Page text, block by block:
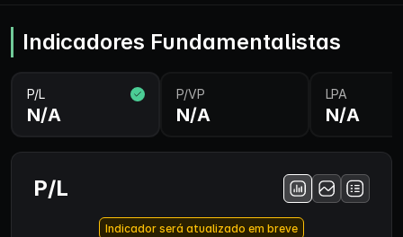
Indicadores Fundamentalistas
P/L
N/A
P/VP
N/A
LPA
N/A
P/L
Indicador será atualizado em breve